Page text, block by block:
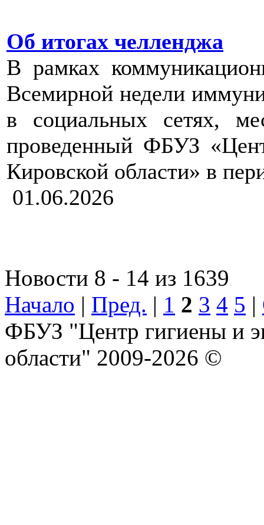
Об итогах челленджа
В рамках
Всемирной недели
в социальных сетях,
проведенный ФБУЗ
Кировской области» в
01.06.2026
Новости 8 - 14 из 1639
Начало | Пред. | 1 2 3 4 5 |
ФБУЗ "Центр гигиены и
области" 2009-2026 ©